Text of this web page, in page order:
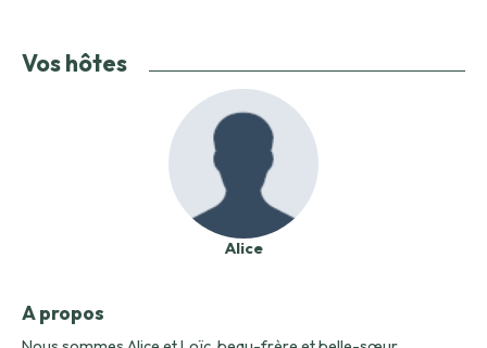
Vos hôtes
Alice
A propos